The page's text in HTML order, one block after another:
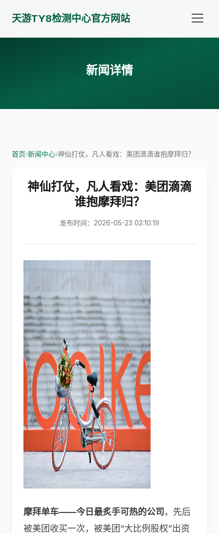
天游TY8检测中心官方网站
新闻详情
首页›新闻中心›神仙打仗，凡人看戏：美团滴滴谁抱摩拜归？
神仙打仗，凡人看戏：美团滴滴
谁抱摩拜归？
发布时间：2026-05-23 02:10:19
摩拜单车——今日最炙手可热的公司 ，先后
被美团收买一次，被美团“大比例股权”出资